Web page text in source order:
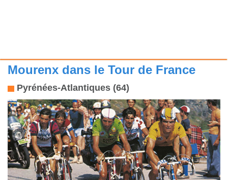
Mourenx dans le Tour de France
Pyrénées-Atlantiques (64)